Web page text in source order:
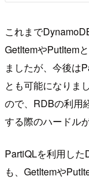
これまで
GetItemやPutItem
ましたが、今後は
とも可能になりま
ので、RDBの利用
する際のハードル
PartiQLを利用し
も、GetItemや